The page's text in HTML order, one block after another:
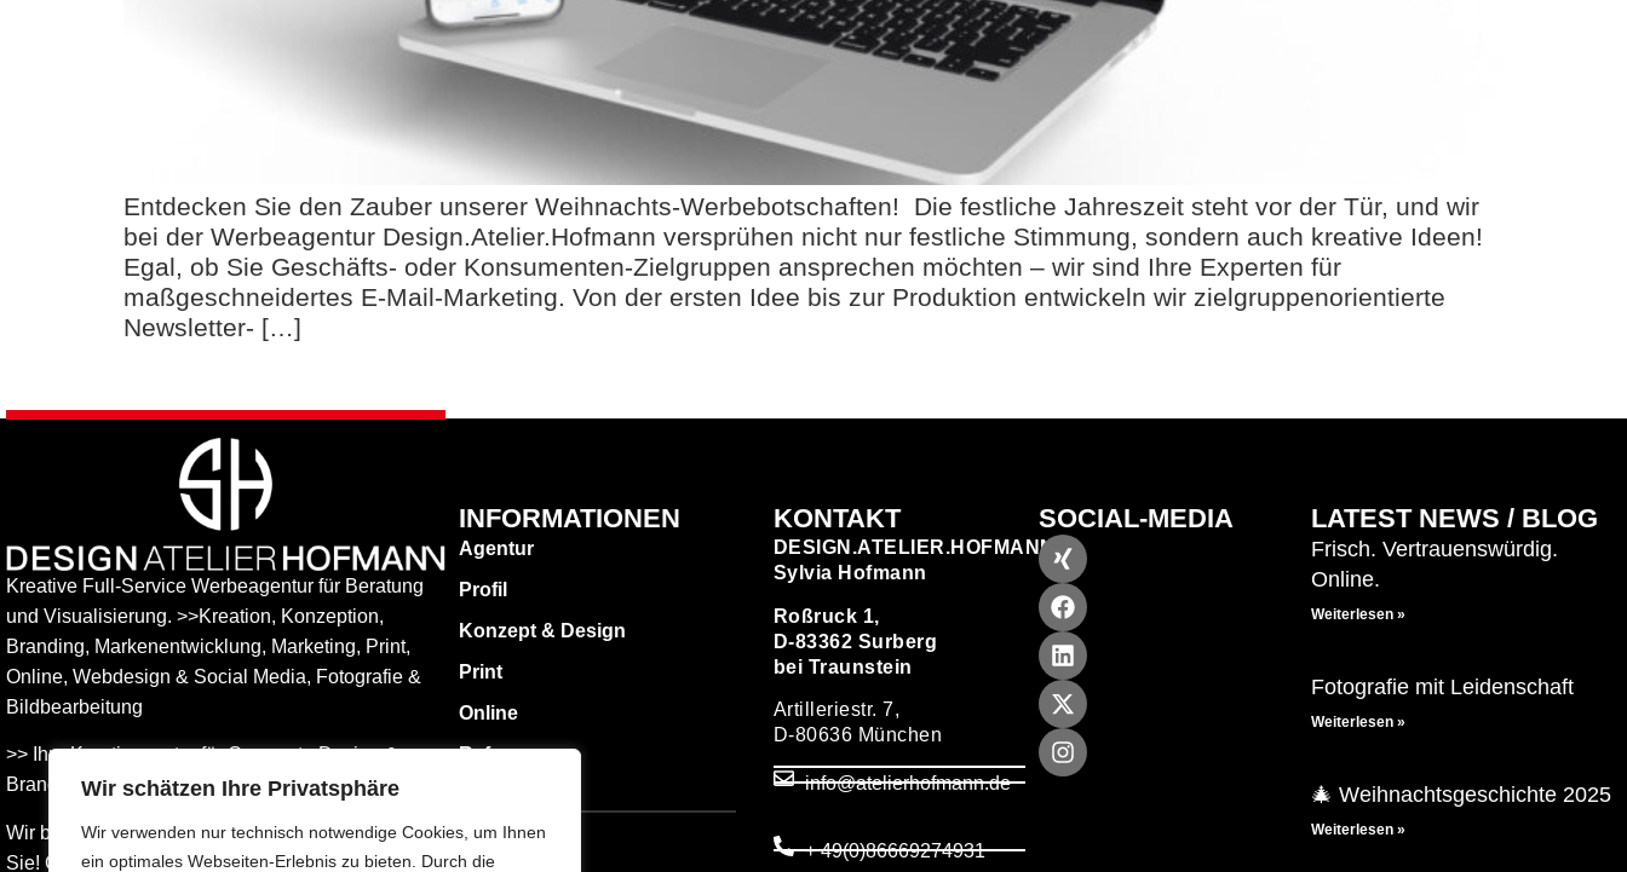
Wir schätzen Ihre Privatsphäre
Wir verwenden nur technisch notwendige Cookies, um Ihnen
ein optimales Webseiten-Erlebnis zu bieten. Durch die
Entdecken Sie den Zauber unserer Weihnachts-Werbebotschaften! Die festliche Jahreszeit steht vor der Tür, und wir
bei der Werbeagentur Design.Atelier.Hofmann versprühen nicht nur festliche Stimmung, sondern auch kreative Ideen!
Egal, ob Sie Geschäfts- oder Konsumenten-Zielgruppen ansprechen möchten – wir sind Ihre Experten für
maßgeschneidertes E-Mail-Marketing. Von der ersten Idee bis zur Produktion entwickeln wir zielgruppenorientierte
Newsletter- […]
Kreative Full-Service Werbeagentur für Beratung
und Visualisierung. >>Kreation, Konzeption,
Branding, Markenentwicklung, Marketing, Print,
Online, Web­design & Social Media, Fotografie &
Bildbear­bei­tung
>> Ihre Kreativagentur für Corporate Design &
Branding Entwicklung – ganz in Ihrer Nähe.
Wir beraten Sie umfassend – und freuen uns auf
Sie! Gemeinsam finden wird die Werbung, die
INFORMATIONEN
Agentur
Profil
Konzept & Design
Print
Online
Referenzen
Impressum
KONTAKT
DESIGN.ATELIER.HOFMANN
Sylvia Hofmann
Roßruck 1,
D-83362 Surberg
bei Traunstein
Artilleriestr. 7,
D-80636 München
info@atelierhofmann.de
+ 49(0)86669274931
SOCIAL-MEDIA LATEST NEWS / BLOG
Frisch. Vertrauenswürdig.
Online.
Weiterlesen »
Fotografie mit Leidenschaft
Weiterlesen »
🎄 Weihnachtsgeschichte 2025
Weiterlesen »